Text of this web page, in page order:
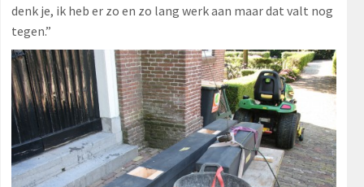
denk je, ik heb er zo en zo lang werk aan maar dat valt nog
tegen.”